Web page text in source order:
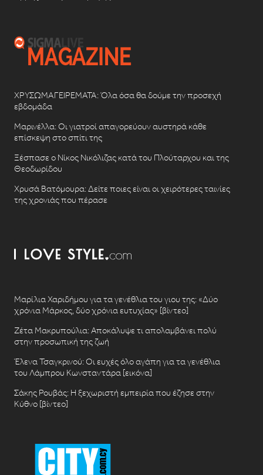
ΧΡΥΣΩΜΑΓΕΙΡΕΜΑΤΑ: Όλα όσα θα δούμε την προσεχή
εβδομάδα
Μαρινέλλα: Οι γιατροί απαγορεύουν αυστηρά κάθε
επίσκεψη στο σπίτι της
Ξέσπασε ο Νίκος Νικόλιζας κατά του Πλούταρχου και της
Θεοδωρίδου
Χρυσά Βατόμουρα: Δείτε ποιες είναι οι χειρότερες ταινίες
της χρονιάς που πέρασε
Μαρίλια Χαριδήμου για τα γενέθλια του γιου της: «Δύο
χρόνια Μάρκος, δύο χρόνια ευτυχίας» [βίντεο]
Ζέτα Μακρυπούλια: Αποκάλυψε τι απολαμβάνει πολύ
στην προσωπική της ζωή
Έλενα Τσαγκρινού: Οι ευχές όλο αγάπη για τα γενέθλια
του Λάμπρου Κωνσταντάρα [εικόνα]
Σάκης Ρουβάς: Η ξεχωριστή εμπειρία που έζησε στην
Κύθνο [βίντεο]